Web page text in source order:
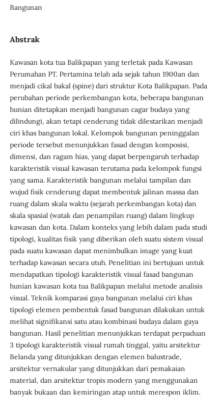
Bangunan
Abstrak
Kawasan kota tua Balikpapan yang terletak pada Kawasan
Perumahan PT. Pertamina telah ada sejak tahun 1900an dan
menjadi cikal bakal (spine) dari struktur Kota Balikpapan. Pada
perubahan periode perkembangan kota, beberapa bangunan
hunian ditetapkan menjadi bangunan cagar budaya yang
dilindungi, akan tetapi cenderung tidak dilestarikan menjadi
ciri khas bangunan lokal. Kelompok bangunan peninggalan
periode tersebut menunjukkan fasad dengan komposisi,
dimensi, dan ragam hias, yang dapat berpengaruh terhadap
karakteristik visual kawasan terutama pada kelompok fungsi
yang sama. Karakteristik bangunan melalui tampilan dan
wujud fisik cenderung dapat membentuk jalinan massa dan
ruang dalam skala waktu (sejarah perkembangan kota) dan
skala spasial (watak dan penampilan ruang) dalam lingkup
kawasan dan kota. Dalam konteks yang lebih dalam pada studi
tipologi, kualitas fisik yang diberikan oleh suatu sistem visual
pada suatu kawasan dapat menimbulkan image yang kuat
terhadap kawasan secara utuh. Penelitian ini bertujuan untuk
mendapatkan tipologi karakteristik visual fasad bangunan
hunian kawasan kota tua Balikpapan melalui metode analisis
visual. Teknik komparasi gaya bangunan melalui ciri khas
tipologi elemen pembentuk fasad bangunan dilakukan untuk
melihat signifikansi satu atau kombinasi budaya dalam gaya
bangunan. Hasil penelitian menunjukkan terdapat perpaduan
3 tipologi karakteristik visual rumah tinggal, yaitu arsitektur
Belanda yang ditunjukkan dengan elemen balustrade,
arsitektur vernakular yang ditunjukkan dari pemakaian
material, dan arsitektur tropis modern yang menggunakan
banyak bukaan dan kemiringan atap untuk merespon iklim.